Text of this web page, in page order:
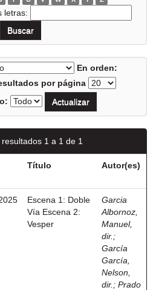
letras:
En orden:
por página
1 a 1 de 1
Título Autor(es)
Escena 1: Doble
Vía Escena 2:
Vesper
Garcia
Albornoz,
Manuel,
dir. ;
García
García,
Nelson,
dir. ; Prado